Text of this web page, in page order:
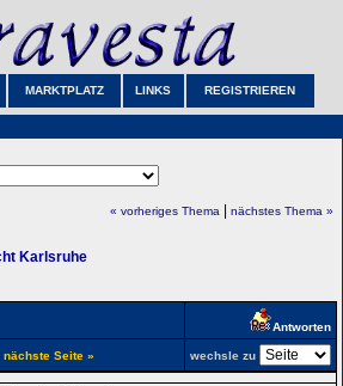
MARKTPLATZ LINKS REGISTRIEREN
« vorheriges Thema nächstes Thema »
Karlsruhe
Antworten
nächste Seite » wechsle zu